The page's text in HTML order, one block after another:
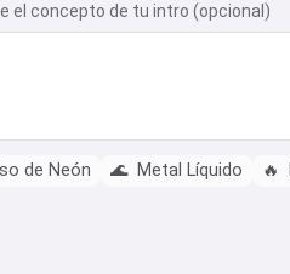
el concepto de tu intro (opcional)
de Neón 🌊 Metal Líquido 🔥